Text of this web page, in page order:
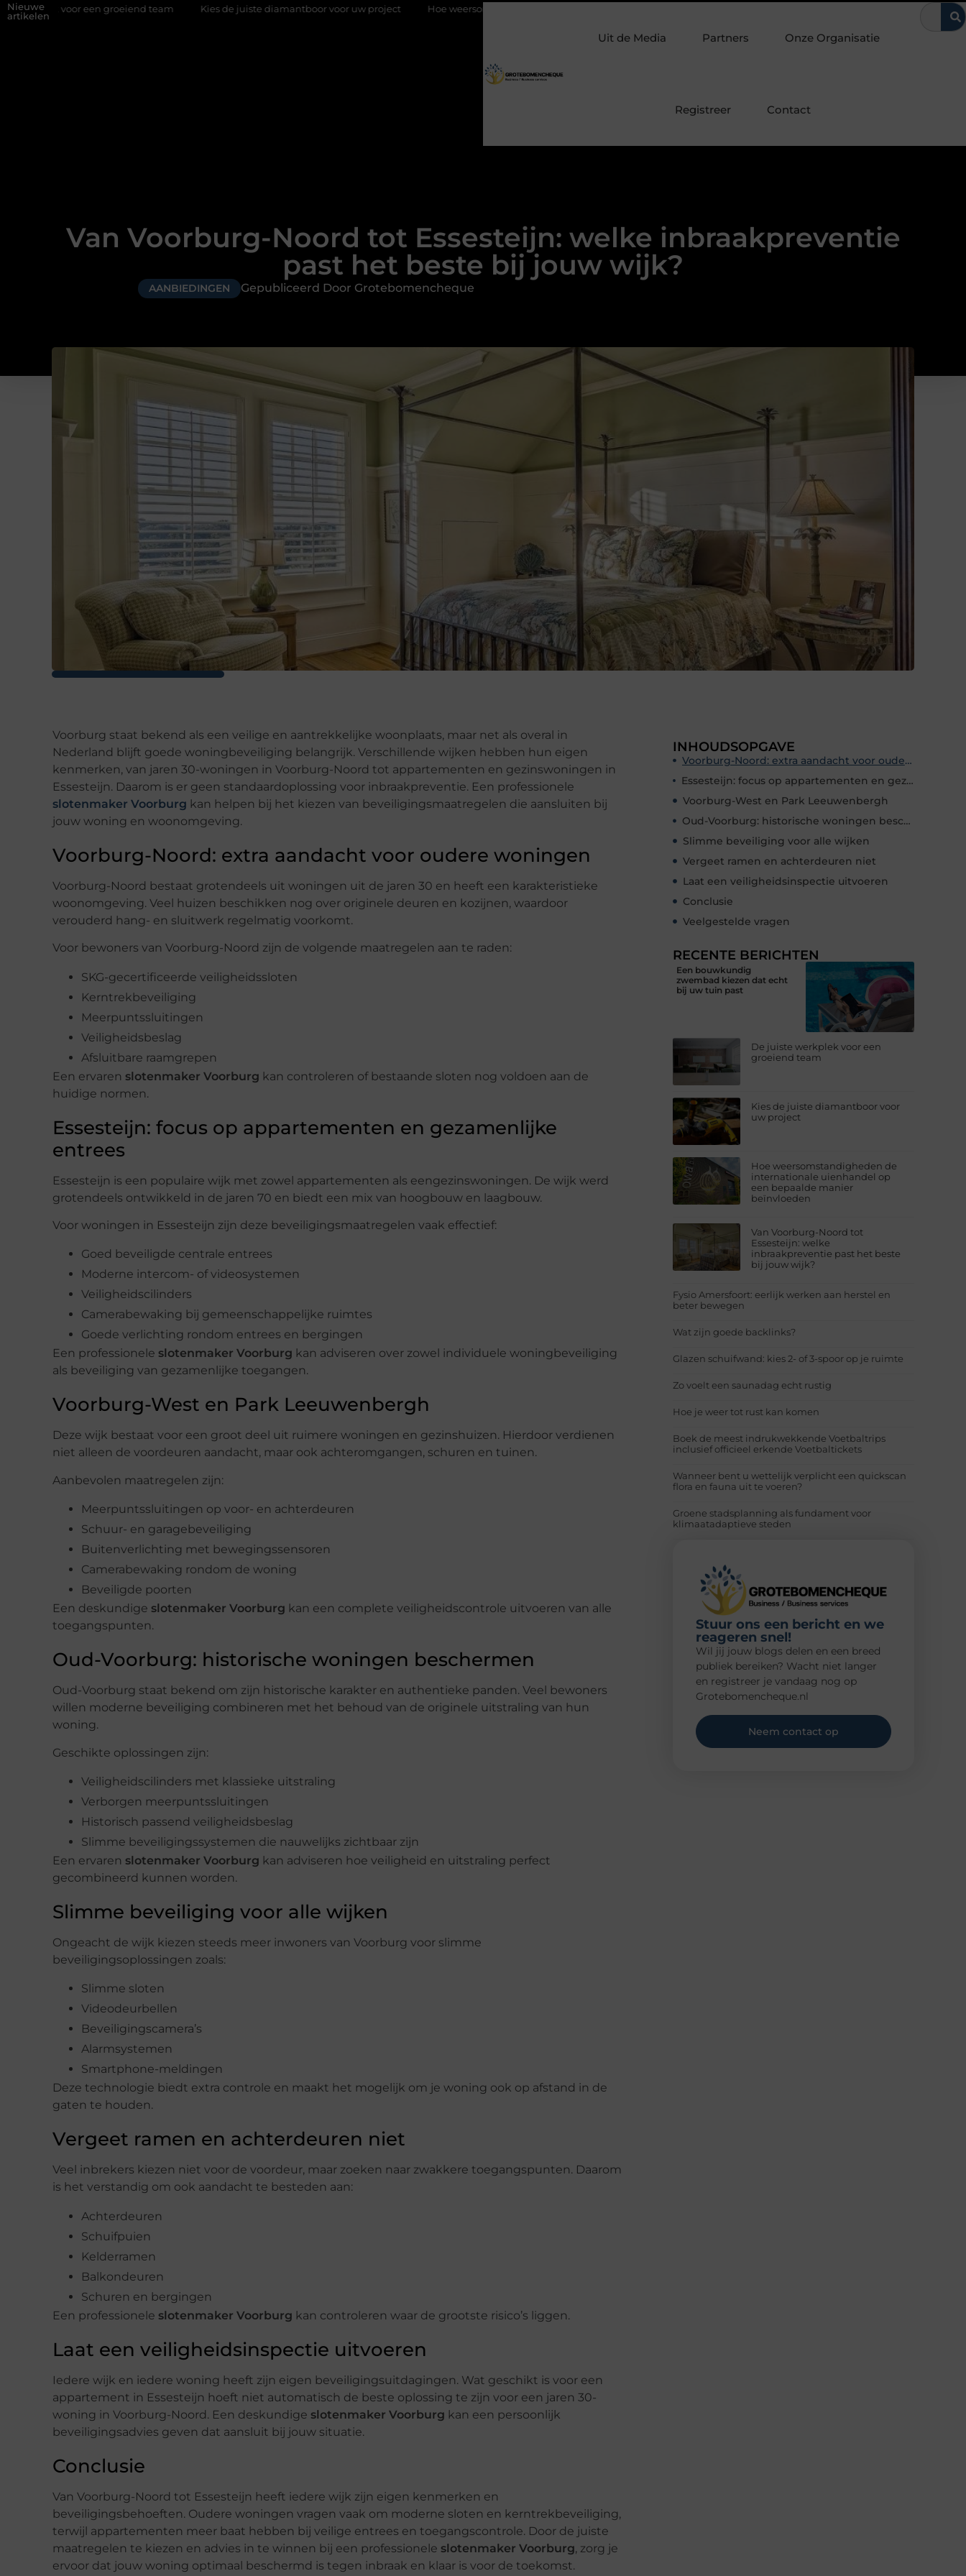
Nieuwe
artikelen
een groeiend team Kies de juiste diamantboor voor uw project Hoe weersomstandigheden de internationale uienhandel op een bepaalde manier beïnvloeden Van Voorburg-Noord tot
Uit de Media Partners Onze Organisatie
Registreer Contact
Van Voorburg-Noord tot Essesteijn: welke inbraakpreventie
past het beste bij jouw wijk?
AANBIEDINGEN Gepubliceerd Door Grotebomencheque
Voorburg staat bekend als een veilige en aantrekkelijke woonplaats, maar net als overal in
Nederland blijft goede woningbeveiliging belangrijk. Verschillende wijken hebben hun eigen
kenmerken, van jaren 30-woningen in Voorburg-Noord tot appartementen en gezinswoningen in
Essesteijn. Daarom is er geen standaardoplossing voor inbraakpreventie. Een professionele
slotenmaker Voorburg kan helpen bij het kiezen van beveiligingsmaatregelen die aansluiten bij
jouw woning en woonomgeving.
Voorburg-Noord: extra aandacht voor oudere woningen
Voorburg-Noord bestaat grotendeels uit woningen uit de jaren 30 en heeft een karakteristieke
woonomgeving. Veel huizen beschikken nog over originele deuren en kozijnen, waardoor
verouderd hang- en sluitwerk regelmatig voorkomt.
Voor bewoners van Voorburg-Noord zijn de volgende maatregelen aan te raden:
SKG-gecertificeerde veiligheidssloten
Kerntrekbeveiliging
Meerpuntssluitingen
Veiligheidsbeslag
Afsluitbare raamgrepen
Een ervaren slotenmaker Voorburg kan controleren of bestaande sloten nog voldoen aan de
huidige normen.
Essesteijn: focus op appartementen en gezamenlijke
entrees
Essesteijn is een populaire wijk met zowel appartementen als eengezinswoningen. De wijk werd
grotendeels ontwikkeld in de jaren 70 en biedt een mix van hoogbouw en laagbouw.
Voor woningen in Essesteijn zijn deze beveiligingsmaatregelen vaak effectief:
Goed beveiligde centrale entrees
Moderne intercom- of videosystemen
Veiligheidscilinders
Camerabewaking bij gemeenschappelijke ruimtes
Goede verlichting rondom entrees en bergingen
Een professionele slotenmaker Voorburg kan adviseren over zowel individuele woningbeveiliging
als beveiliging van gezamenlijke toegangen.
Voorburg-West en Park Leeuwenbergh
Deze wijk bestaat voor een groot deel uit ruimere woningen en gezinshuizen. Hierdoor verdienen
niet alleen de voordeuren aandacht, maar ook achteromgangen, schuren en tuinen.
Aanbevolen maatregelen zijn:
Meerpuntssluitingen op voor- en achterdeuren
Schuur- en garagebeveiliging
Buitenverlichting met bewegingssensoren
Camerabewaking rondom de woning
Beveiligde poorten
Een deskundige slotenmaker Voorburg kan een complete veiligheidscontrole uitvoeren van alle
toegangspunten.
Oud-Voorburg: historische woningen beschermen
Oud-Voorburg staat bekend om zijn historische karakter en authentieke panden. Veel bewoners
willen moderne beveiliging combineren met het behoud van de originele uitstraling van hun
woning.
Geschikte oplossingen zijn:
Veiligheidscilinders met klassieke uitstraling
Verborgen meerpuntssluitingen
Historisch passend veiligheidsbeslag
Slimme beveiligingssystemen die nauwelijks zichtbaar zijn
Een ervaren slotenmaker Voorburg kan adviseren hoe veiligheid en uitstraling perfect
gecombineerd kunnen worden.
Slimme beveiliging voor alle wijken
Ongeacht de wijk kiezen steeds meer inwoners van Voorburg voor slimme
beveiligingsoplossingen zoals:
Slimme sloten
Videodeurbellen
Beveiligingscamera’s
Alarmsystemen
Smartphone-meldingen
Deze technologie biedt extra controle en maakt het mogelijk om je woning ook op afstand in de
gaten te houden.
Vergeet ramen en achterdeuren niet
Veel inbrekers kiezen niet voor de voordeur, maar zoeken naar zwakkere toegangspunten. Daarom
is het verstandig om ook aandacht te besteden aan:
Achterdeuren
Schuifpuien
Kelderramen
Balkondeuren
Schuren en bergingen
Een professionele slotenmaker Voorburg kan controleren waar de grootste risico’s liggen.
Laat een veiligheidsinspectie uitvoeren
Iedere wijk en iedere woning heeft zijn eigen beveiligingsuitdagingen. Wat geschikt is voor een
appartement in Essesteijn hoeft niet automatisch de beste oplossing te zijn voor een jaren 30-
woning in Voorburg-Noord. Een deskundige slotenmaker Voorburg kan een persoonlijk
beveiligingsadvies geven dat aansluit bij jouw situatie.
Conclusie
Van Voorburg-Noord tot Essesteijn heeft iedere wijk zijn eigen kenmerken en
beveiligingsbehoeften. Oudere woningen vragen vaak om moderne sloten en kerntrekbeveiliging,
terwijl appartementen meer baat hebben bij veilige entrees en toegangscontrole. Door de juiste
maatregelen te kiezen en advies in te winnen bij een professionele slotenmaker Voorburg, zorg je
ervoor dat jouw woning optimaal beschermd is tegen inbraak en klaar is voor de toekomst.
INHOUDSOPGAVE
Voorburg-Noord: extra aandacht voor oudere woningen
Essesteijn: focus op appartementen en gezamenlijke entrees
Voorburg-West en Park Leeuwenbergh
Oud-Voorburg: historische woningen beschermen
Slimme beveiliging voor alle wijken
Vergeet ramen en achterdeuren niet
Laat een veiligheidsinspectie uitvoeren
Conclusie
Veelgestelde vragen
RECENTE BERICHTEN
Een bouwkundig
zwembad kiezen dat echt
bij uw tuin past
De juiste werkplek voor een
groeiend team
Kies de juiste diamantboor voor
uw project
Hoe weersomstandigheden de
internationale uienhandel op
een bepaalde manier
beïnvloeden
Van Voorburg-Noord tot
Essesteijn: welke
inbraakpreventie past het beste
bij jouw wijk?
Fysio Amersfoort: eerlijk werken aan herstel en
beter bewegen
Wat zijn goede backlinks?
Glazen schuifwand: kies 2- of 3-spoor op je ruimte
Zo voelt een saunadag echt rustig
Hoe je weer tot rust kan komen
Boek de meest indrukwekkende Voetbaltrips
inclusief officieel erkende Voetbaltickets
Wanneer bent u wettelijk verplicht een quickscan
flora en fauna uit te voeren?
Groene stadsplanning als fundament voor
klimaatadaptieve steden
Stuur ons een bericht en we
reageren snel!
Wil jij jouw blogs delen en een breed
publiek bereiken? Wacht niet langer
en registreer je vandaag nog op
Grotebomencheque.nl
Neem contact op